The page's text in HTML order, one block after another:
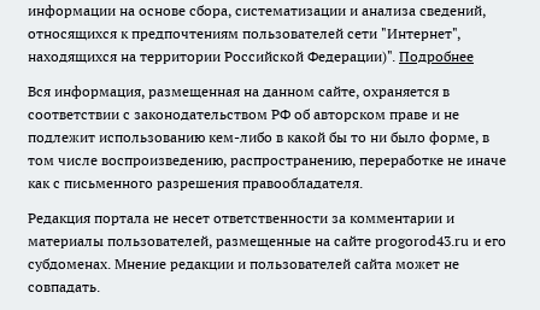
информации на основе сбора, систематизации и анализа сведений,
относящихся к предпочтениям пользователей сети "Интернет",
находящихся на территории Российской Федерации)". Подробнее
Вся информация, размещенная на данном сайте, охраняется в
соответствии с законодательством РФ об авторском праве и не
подлежит использованию кем-либо в какой бы то ни было форме, в
том числе воспроизведению, распространению, переработке не иначе
как с письменного разрешения правообладателя.
Редакция портала не несет ответственности за комментарии и
материалы пользователей, размещенные на сайте progorod43.ru и его
субдоменах. Мнение редакции и пользователей сайта может не
совпадать.